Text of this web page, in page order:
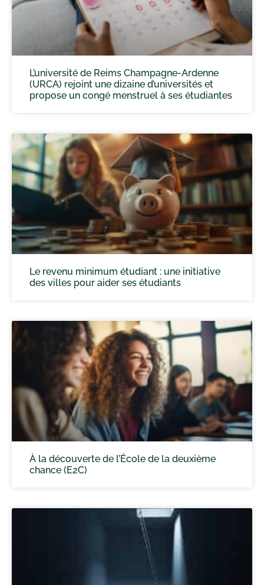
L’université de Reims Champagne-Ardenne
(URCA) rejoint une dizaine d’universités et
propose un congé menstruel à ses étudiantes
Le revenu minimum étudiant : une initiative
des villes pour aider ses étudiants
À la découverte de l’École de la deuxième
chance (E2C)